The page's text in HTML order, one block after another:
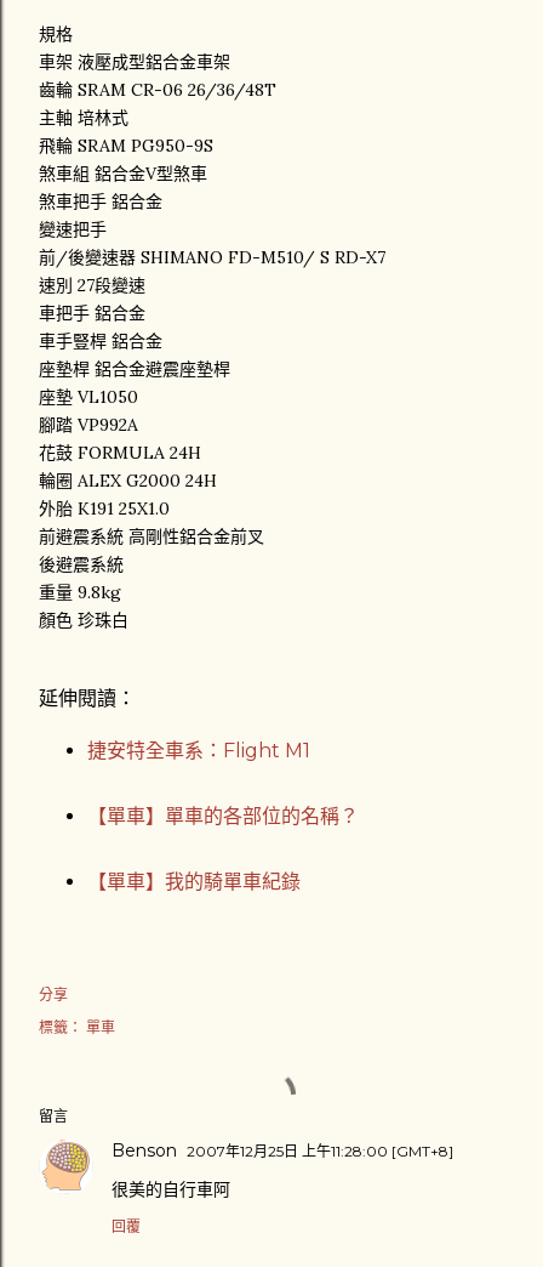
規格
車架 液壓成型鋁合金車架
齒輪 SRAM CR-06 26/36/48T
主軸 培林式
飛輪 SRAM PG950-9S
煞車組 鋁合金V型煞車
煞車把手 鋁合金
變速把手
前/後變速器 SHIMANO FD-M510/ S RD-X7
速別 27段變速
車把手 鋁合金
車手豎桿 鋁合金
座墊桿 鋁合金避震座墊桿
座墊 VL1050
腳踏 VP992A
花鼓 FORMULA 24H
輪圈 ALEX G2000 24H
外胎 K191 25X1.0
前避震系統 高剛性鋁合金前叉
後避震系統
重量 9.8kg
顏色 珍珠白
延伸閱讀：
捷安特全車系：Flight M1
【單車】單車的各部位的名稱？
【單車】我的騎單車紀錄
分享
標籤： 單車
留言
Benson 2007年12月25日 上午11:28:00 [GMT+8]
很美的自行車阿
回覆